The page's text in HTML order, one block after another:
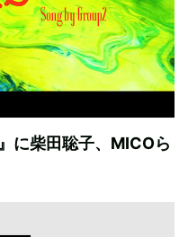
に柴田聡子、MICOら